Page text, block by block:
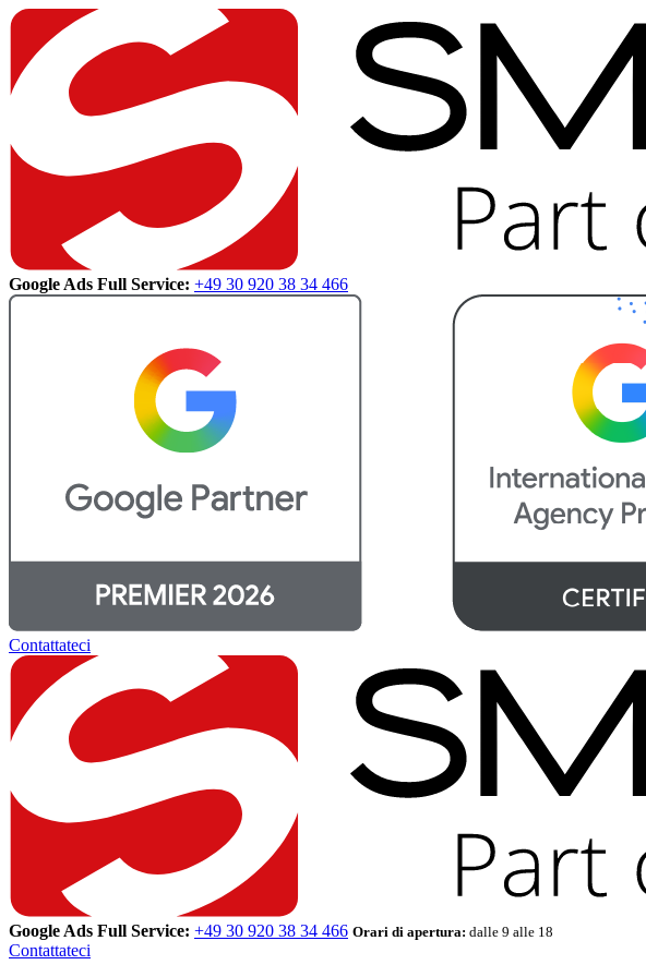
Google Ads Full Service: +49 30 920 38 34 466
Contattateci
Google Ads Full Service: +49 30 920 38 34 466 Orari di apertura: dalle 9 alle 18
Contattateci